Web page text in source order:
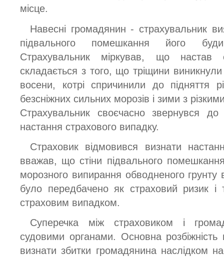
місце.
Навесні громадянин - страхувальник
підвального помешкання його
Страхувальник міркував, що настав
складається з того, що тріщини
восени, котрі спричинили до підняття
безсніжних сильних морозів і зими з
Страхувальник своєчасно звернувся
настання страхового випадку.
Страховик відмовився визнати
вважав, що стіни підвального
морозного випирання обводненого
було передбачено як страховий ризик
страховим випадком.
Суперечка між страховиком і
судовими органами. Основна
визнати збитки громадянина наслідком